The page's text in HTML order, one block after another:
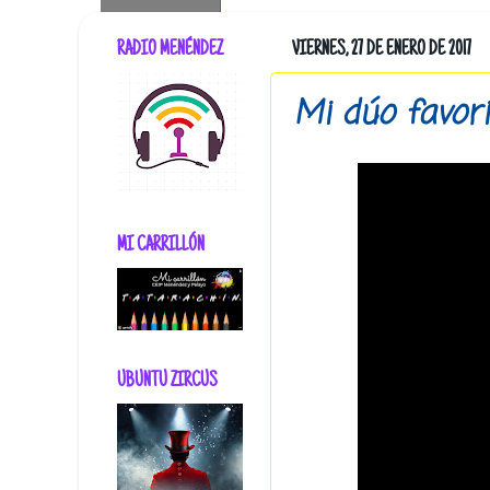
VIERNES, 27 DE ENERO DE 2017
Mi dúo
RADIO MENÉNDEZ
MI CARRILLÓN
UBUNTU ZIRCUS